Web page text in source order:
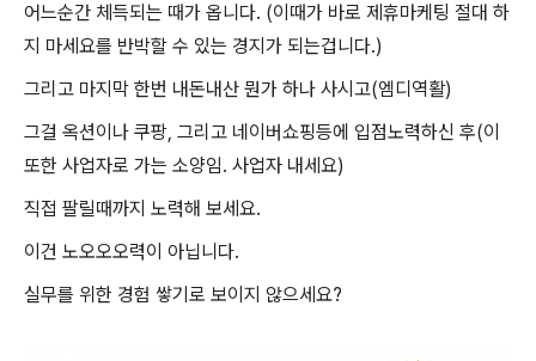
어느순간 체득되는 때가 옵니다. (이때가 바로 제휴마케팅 절대 하
지 마세요를 반박할 수 있는 경지가 되는겁니다.)
그리고 마지막 한번 내돈내산 뭔가 하나 사시고(엠디역활)
그걸 옥션이나 쿠팡, 그리고 네이버쇼핑등에 입점노력하신 후(이
또한 사업자로 가는 소양임. 사업자 내세요)
직접 팔릴때까지 노력해 보세요.
이건 노오오오력이 아닙니다.
실무를 위한 경험 쌓기로 보이지 않으세요?